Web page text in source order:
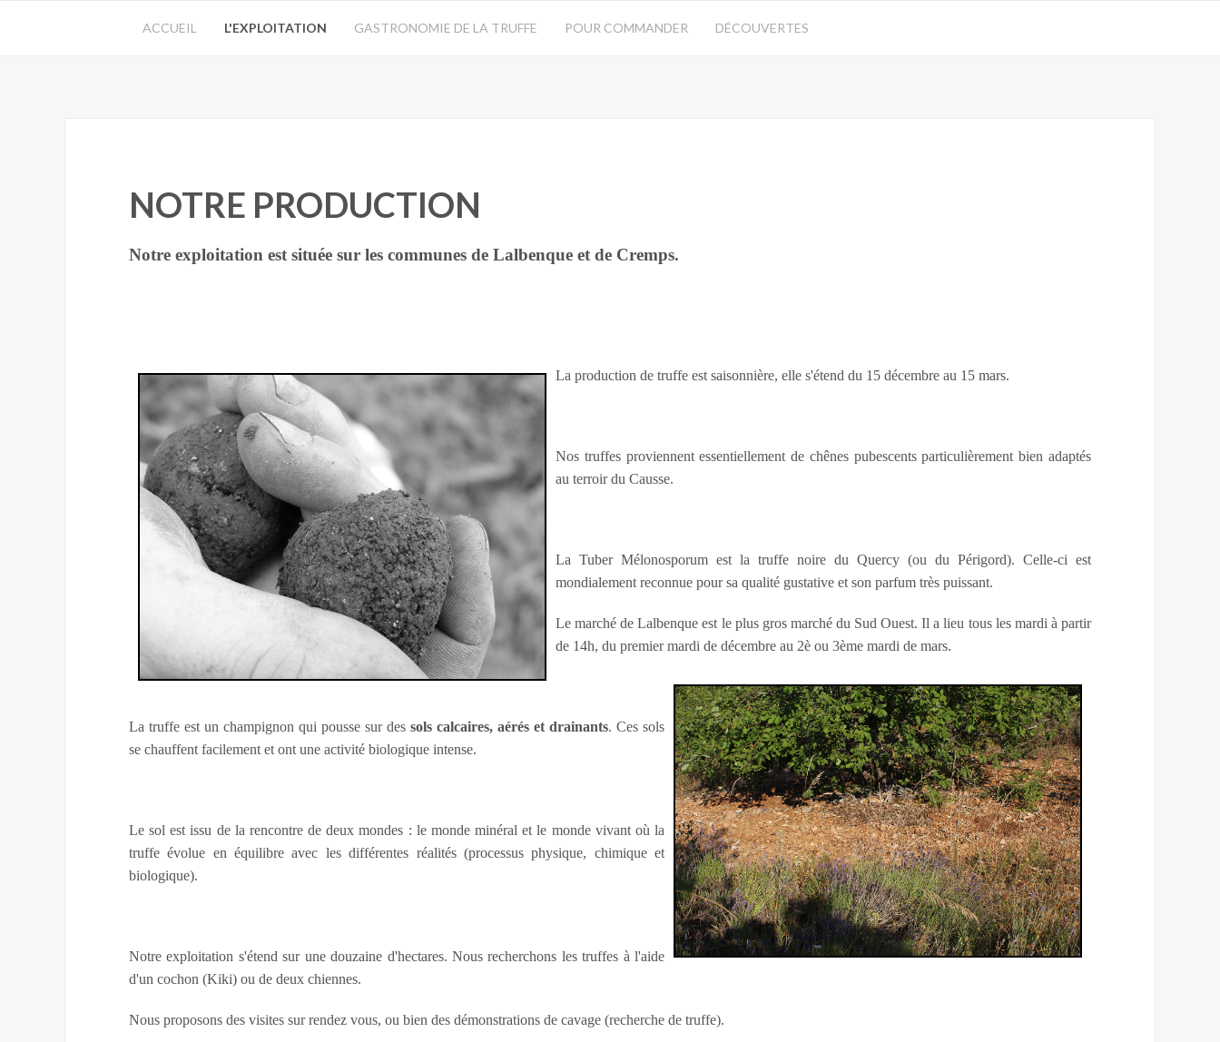
ACCUEIL L'EXPLOITATION GASTRONOMIE DE LA TRUFFE POUR COMMANDER DÉCOUVERTES
NOTRE PRODUCTION
Notre exploitation est située sur les communes de Lalbenque et de Cremps.
La production de truffe est saisonnière, elle s'étend du 15 décembre au 15 mars.
Nos truffes proviennent essentiellement de chênes pubescents particulièrement bien adaptés
au terroir du Causse.
La Tuber Mélonosporum est la truffe noire du Quercy (ou du Périgord). Celle-ci est
mondialement reconnue pour sa qualité gustative et son parfum très puissant.
Le marché de Lalbenque est le plus gros marché du Sud Ouest. Il a lieu tous les mardi à partir
de 14h, du premier mardi de décembre au 2è ou 3ème mardi de mars.
La truffe est un champignon qui pousse sur des sols calcaires, aérés et drainants. Ces sols
se chauffent facilement et ont une activité biologique intense.
Le sol est issu de la rencontre de deux mondes : le monde minéral et le monde vivant où la
truffe évolue en équilibre avec les différentes réalités (processus physique, chimique et
biologique).
Notre exploitation s'étend sur une douzaine d'hectares. Nous recherchons les truffes à l'aide
d'un cochon (Kiki) ou de deux chiennes.
Nous proposons des visites sur rendez vous, ou bien des démonstrations de cavage (recherche de truffe).